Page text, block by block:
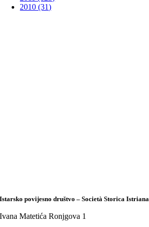
2010 (31)
Istarsko povijesno društvo – Società Storica Istriana
Ivana Matetića Ronjgova 1